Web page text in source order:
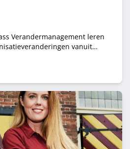
Verandermanagement leren
vanuit